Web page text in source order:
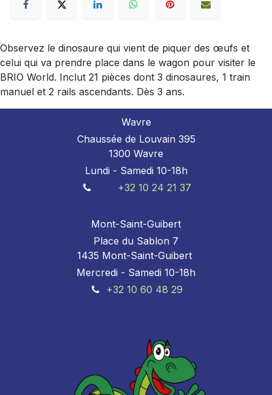
Observez le dinosaure qui vient de piquer des œufs et
celui qui va prendre place dans le wagon pour visiter le
BRIO World. Inclut 21 pièces dont 3 dinosaures, 1 train
manuel et 2 rails ascendants. Dès 3 ans.
Wavre
Chaussée de Louvain 395
1300 Wavre
Lundi - Samedi 10-18h
+32 10 24 21 37
Mont-Saint-Guibert
Place du Sablon 7
1435 Mont-Saint-Guibert
Mercredi - Samedi 10-18h
+32 10 60 48 29